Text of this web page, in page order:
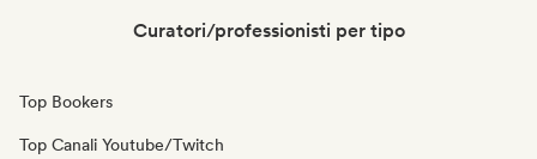
Curatori/professionisti per tipo
Top Bookers
Top Canali Youtube/Twitch